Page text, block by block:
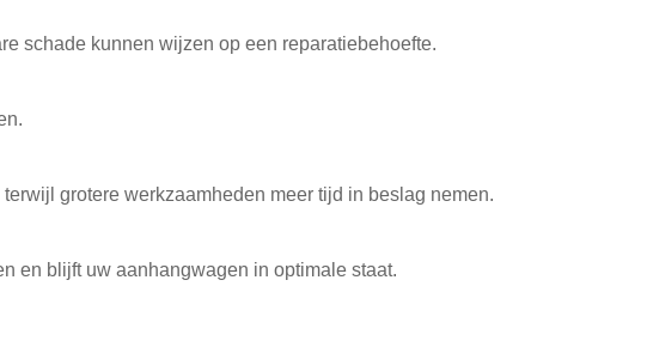
schade kunnen wijzen op een reparatiebehoefte.
grotere werkzaamheden meer tijd in beslag nemen.
en blijft uw aanhangwagen in optimale staat.